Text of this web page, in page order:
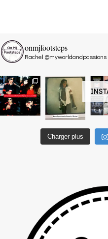
onmjfootsteps
Rachel @myworldandpassions
Charger plus